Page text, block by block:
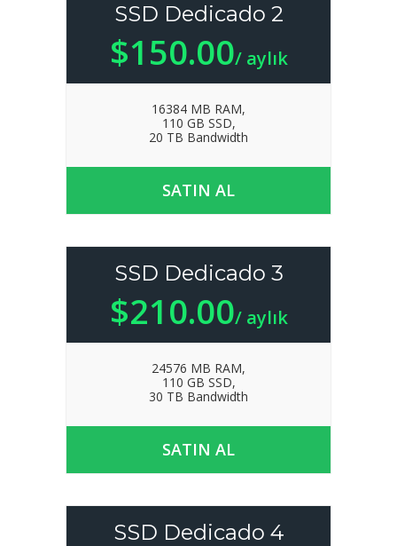
SSD Dedicado 2
$150.00/ aylık
16384 MB RAM,
110 GB SSD,
20 TB Bandwidth
SATIN AL
SSD Dedicado 3
$210.00/ aylık
24576 MB RAM,
110 GB SSD,
30 TB Bandwidth
SATIN AL
SSD Dedicado 4